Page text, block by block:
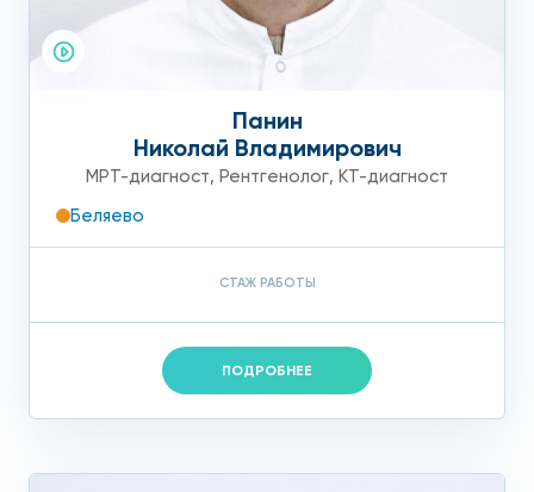
Панин
Николай Владимирович
МРТ-диагност, Рентгенолог, КТ-диагност
Беляево
СТАЖ РАБОТЫ
ПОДРОБНЕЕ